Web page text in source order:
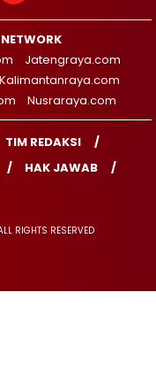
Jatengraya.com
Kalimantanraya.com
Nusraraya.com
TIM REDAKSI
HAK JAWAB
RIGHTS RESERVED